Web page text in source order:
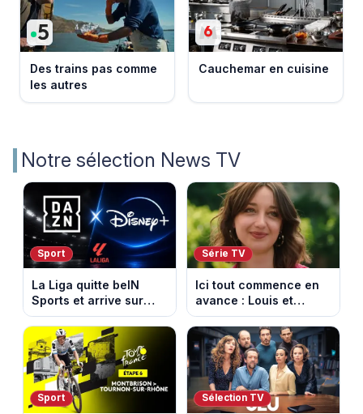
Des trains pas comme
les autres
Cauchemar en cuisine
Notre sélection News TV
Sport
La Liga quitte beIN
Sports et arrive sur
DAZN et Disney+ en
France
Série TV
Ici tout commence en
avance : Louis et
Jasmine enfin en
couple. Episode du 7
août 2026 (spoiler)
Sport Sélection TV